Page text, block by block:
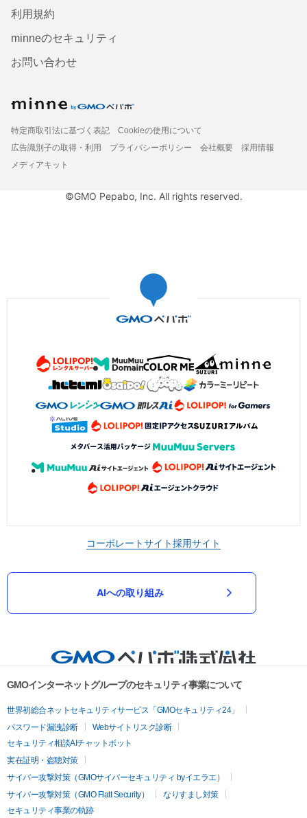
利用規約
minneのセキュリティ
お問い合わせ
特定商取引法に基づく表記
Cookieの使用について
広告識別子の取得・利用
プライバシーポリシー 会社概要
採用情報
メディアキット
©GMO Pepabo, Inc. All rights reserved.
コーポレートサイト採用サイト
AIへの取り組み
GMOインターネットグループのセキュリティ事業について
世界初総合ネットセキュリティサービス「GMOセキュリティ24」
パスワード漏洩診断
Webサイトリスク診断
セキュリティ相談AIチャットボット
実在証明・盗聴対策
サイバー攻撃対策（GMOサイバーセキュリティ byイエラエ）
サイバー攻撃対策（GMO Flatt Security）
なりすまし対策
セキュリティ事業の軌跡